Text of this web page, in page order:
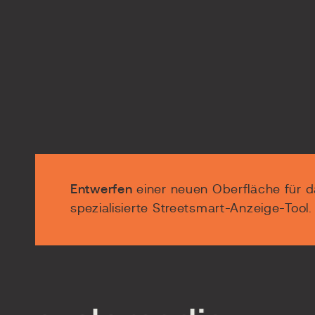
Entwerfen einer neuen Oberfläche für
spezialisierte Streetsmart-Anzeige-Tool.